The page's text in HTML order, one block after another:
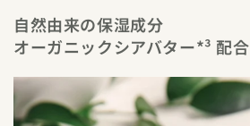
自然由来の保湿成分
オーガニックシアバター*³ 配合